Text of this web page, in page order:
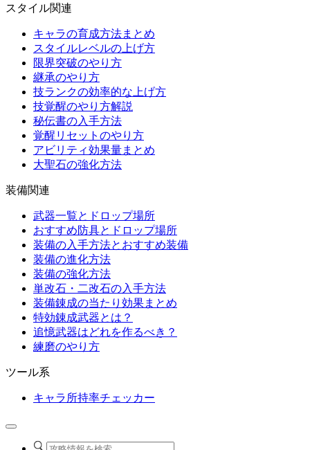
スタイル関連
キャラの育成方法まとめ
スタイルレベルの上げ方
限界突破のやり方
継承のやり方
技ランクの効率的な上げ方
技覚醒のやり方解説
秘伝書の入手方法
覚醒リセットのやり方
アビリティ効果量まとめ
大聖石の強化方法
装備関連
武器一覧とドロップ場所
おすすめ防具とドロップ場所
装備の入手方法とおすすめ装備
装備の進化方法
装備の強化方法
単改石・二改石の入手方法
装備錬成の当たり効果まとめ
特効錬成武器とは？
追憶武器はどれを作るべき？
練磨のやり方
ツール系
キャラ所持率チェッカー